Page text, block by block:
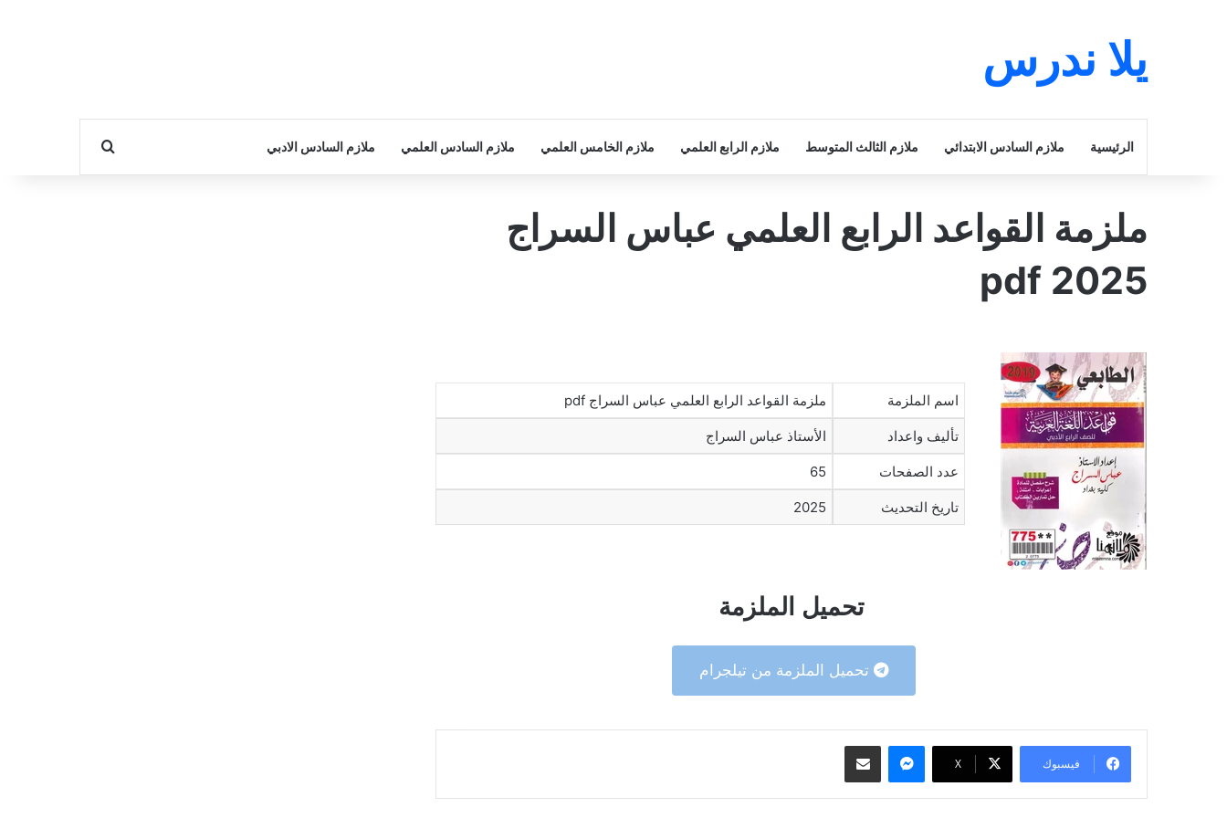
يلا ندرس
الرئيسية ملازم السادس الابتدائي ملازم الثالث المتوسط ملازم الرابع العلمي ملازم الخامس العلمي ملازم السادس العلمي ملازم السادس الادبي بحث عن
ملزمة القواعد الرابع العلمي عباس السراج
2025 pdf
اسم الملزمة ملزمة القواعد الرابع العلمي عباس السراج pdf
تأليف واعداد الأستاذ عباس السراج
عدد الصفحات 65
تاريخ التحديث 2025
تحميل الملزمة
تحميل الملزمة من تيلجرام
فيسبوك ‫X
ماسنجر مشاركة عبر البريد